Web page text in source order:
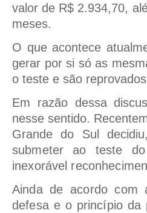
valor de R$ 2.934,70,
meses.
O que acontece
gerar por si só as
o teste e são
Em razão dessa
nesse sentido.
Grande do Sul
submeter ao teste
inexorável
Ainda de acordo com
defesa e o princípio da